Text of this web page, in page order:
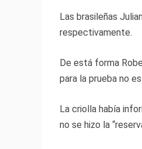
Las brasileñas
respectivamente.
De está forma
para la prueba no
La criolla había
no se hizo la